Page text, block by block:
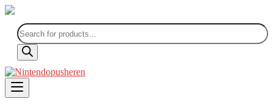
Products
search
Skip
to
content